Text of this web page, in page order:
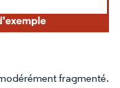
fragmenté.